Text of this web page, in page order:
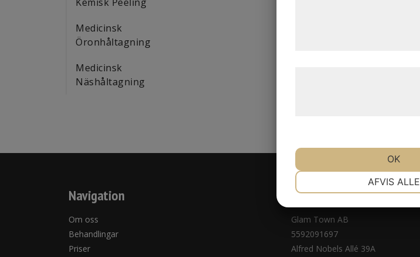
Medicinsk
Öronhåltagning
Medicinsk
Näshåltagning
Navigation
Om oss
Behandlingar
Priser
Kontakta oss
Glam Town AB
5592091697
Alfred Nobels Allé 39A
MARKETING
AFVIS ALLE
OK